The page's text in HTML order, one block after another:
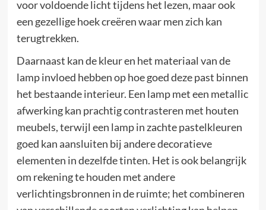
voor voldoende licht tijdens het lezen, maar ook
een gezellige hoek creëren waar men zich kan
terugtrekken.
Daarnaast kan de kleur en het materiaal van de
lamp invloed hebben op hoe goed deze past binnen
het bestaande interieur. Een lamp met een metallic
afwerking kan prachtig contrasteren met houten
meubels, terwijl een lamp in zachte pastelkleuren
goed kan aansluiten bij andere decoratieve
elementen in dezelfde tinten. Het is ook belangrijk
om rekening te houden met andere
verlichtingsbronnen in de ruimte; het combineren